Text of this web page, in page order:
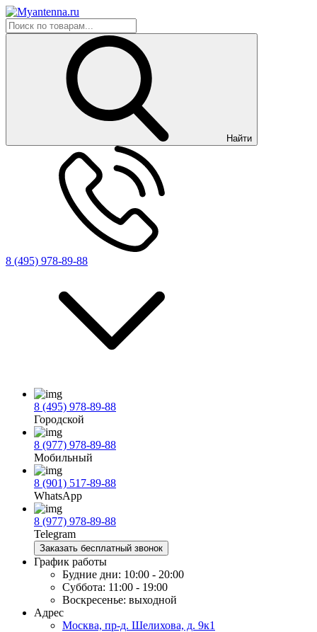
Найти
8 (495) 978-89-88
8 (495) 978-89-88
Городской
8 (977) 978-89-88
Мобильный
8 (901) 517-89-88
WhatsApp
8 (977) 978-89-88
Telegram
Заказать бесплатный звонок
График работы
Будние дни: 10:00 - 20:00
Суббота: 11:00 - 19:00
Воскресенье: выходной
Адрес
Москва, пр-д. Шелихова, д. 9к1